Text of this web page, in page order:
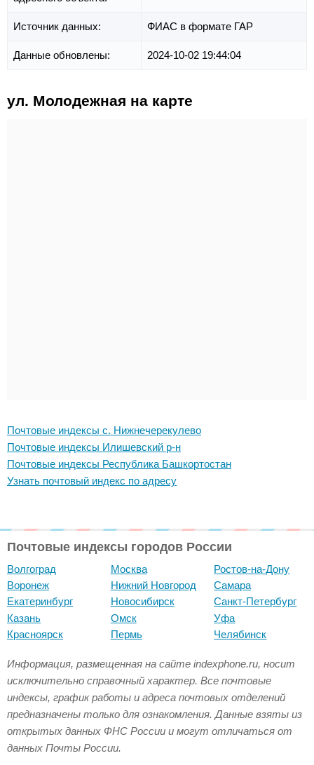
Источник данных: ФИАС в формате ГАР
Данные обновлены: 2024-10-02 19:44:04
ул. Молодежная на карте
Почтовые индексы с. Нижнечерекулево
Почтовые индексы Илишевский р-н
Почтовые индексы Республика Башкортостан
Узнать почтовый индекс по адресу
Почтовые индексы городов России
Волгоград
Воронеж
Екатеринбург
Казань
Красноярск
Москва
Нижний Новгород
Новосибирск
Омск
Пермь
Ростов-на-Дону
Самара
Санкт-Петербург
Уфа
Челябинск
Информация, размещенная на сайте indexphone.ru, носит
исключительно справочный характер. Все почтовые
индексы, график работы и адреса почтовых отделений
предназначены только для ознакомления. Данные взяты из
открытых данных ФНС России и могут отличаться от
данных Почты России.